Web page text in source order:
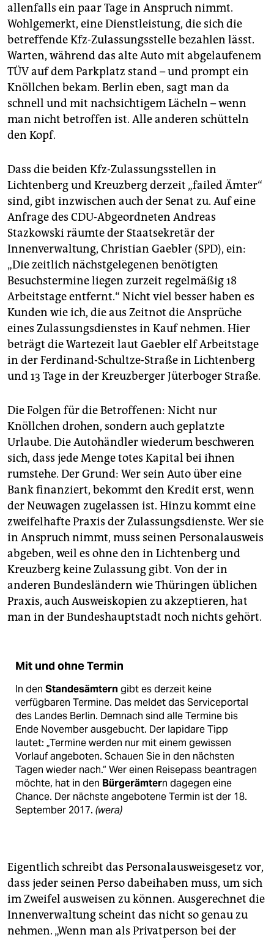
allenfalls ein paar Tage in Anspruch nimmt.
Wohlgemerkt, eine Dienstleistung, die sich die
betreffende Kfz-Zulassungsstelle bezahlen lässt.
Warten, während das alte Auto mit abgelaufenem
TÜV auf dem Parkplatz stand – und prompt ein
Knöllchen bekam. Berlin eben, sagt man da
schnell und mit nachsichtigem Lächeln – wenn
man nicht betroffen ist. Alle anderen schütteln
den Kopf.
Dass die beiden Kfz-Zulassungsstellen in
Lichtenberg und Kreuzberg derzeit „failed Ämter“
sind, gibt inzwischen auch der Senat zu. Auf eine
Anfrage des CDU-Abgeordneten Andreas
Stazkowski räumte der Staatsekretär der
Innenverwaltung, Christian Gaebler (SPD), ein:
„Die zeitlich nächstgelegenen benötigten
Besuchstermine liegen zurzeit regelmäßig 18
Arbeitstage entfernt.“ Nicht viel besser haben es
Kunden wie ich, die aus Zeitnot die Ansprüche
eines Zulassungsdienstes in Kauf nehmen. Hier
beträgt die Wartezeit laut Gaebler elf Arbeitstage
in der Ferdinand-Schultze-Straße in Lichtenberg
und 13 Tage in der Kreuzberger Jüterboger Straße.
Die Folgen für die Betroffenen: Nicht nur
Knöllchen drohen, sondern auch geplatzte
Urlaube. Die Autohändler wiederum beschweren
sich, dass jede Menge totes Kapital bei ihnen
rumstehe. Der Grund: Wer sein Auto über eine
Bank finanziert, bekommt den Kredit erst, wenn
der Neuwagen zugelassen ist. Hinzu kommt eine
zweifelhafte Praxis der Zulassungsdienste. Wer sie
in Anspruch nimmt, muss seinen Personalausweis
abgeben, weil es ohne den in Lichtenberg und
Kreuzberg keine Zulassung gibt. Von der in
anderen Bundesländern wie Thüringen üblichen
Praxis, auch Ausweiskopien zu akzeptieren, hat
man in der Bundeshauptstadt noch nichts gehört.
Mit und ohne Termin
In den Standesämterngibt es derzeit keine
verfügbaren Termine. Das meldet das Serviceportal
des Landes Berlin. Demnach sind alle Termine bis
Ende November ausgebucht. Der lapidare Tipp
lautet: „Termine werden nur mit einem gewissen
Vorlauf angeboten. Schauen Sie in den nächsten
Tagen wieder nach.“ Wer einen Reisepass beantragen
möchte, hat in den Bürgerämtern dagegen eine
Chance. Der nächste angebotene Termin ist der 18.
September 2017. (wera)
Eigentlich schreibt das Personalausweisgesetz vor,
dass jeder seinen Perso dabeihaben muss, um sich
im Zweifel ausweisen zu können. Ausgerechnet die
Innenverwaltung scheint das nicht so genau zu
nehmen. „Wenn man als Privatperson bei der